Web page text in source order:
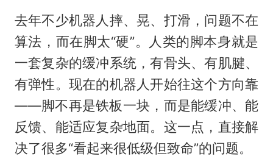
去年不少机器人摔、晃、打滑，问题不在
算法，而在脚太“硬”。人类的脚本身就是
一套复杂的缓冲系统，有骨头、有肌腱、
有弹性。现在的机器人开始往这个方向靠
——脚不再是铁板一块，而是能缓冲、能
反馈、能适应复杂地面。这一点，直接解
决了很多“看起来很低级但致命”的问题。